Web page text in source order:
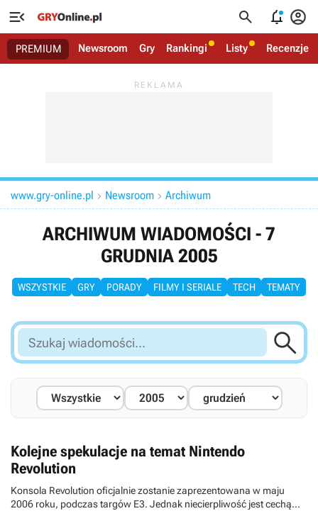
   
PREMIUM Newsroom Gry Rankingi Listy Recenzje
www.gry-online.pl  Newsroom  Archiwum
ARCHIWUM WIADOMOŚCI - 7
GRUDNIA 2005
WSZYSTKIE GRY PORADY FILMY I SERIALE TECH TEMATY
Szukaj
wiadomości...

Kolejne spekulacje na temat Nintendo
Revolution
Konsola Revolution oficjalnie zostanie zaprezentowana w maju
2006 roku, podczas targów E3. Jednak niecierpliwość jest cechą